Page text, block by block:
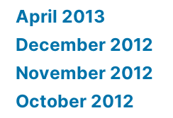
April 2013
December 2012
November 2012
October 2012